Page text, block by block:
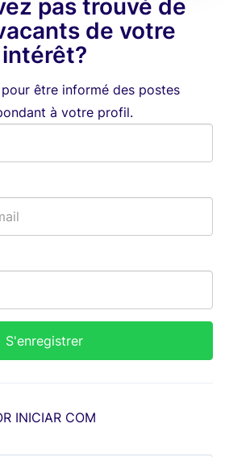
pas trouvé de
de votre
intérêt?
être informé des postes
à votre profil.
INICIAR COM